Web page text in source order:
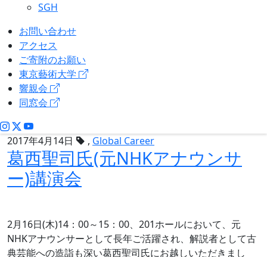
SGH
お問い合わせ
アクセス
ご寄附のお願い
東京藝術大学
響親会
同窓会
2017年4月14日 , Global Career
葛西聖司氏(元NHKアナウンサ
ー)講演会
2月16日(木)14：00～15：00、201ホールにおいて、元
NHKアナウンサーとして長年ご活躍され、解説者として古
典芸能への造詣も深い葛西聖司氏にお越しいただきまし